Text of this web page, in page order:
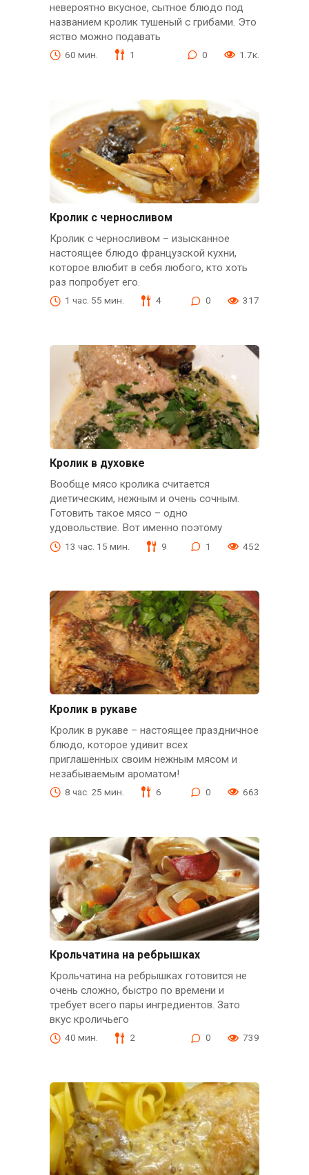
невероятно вкусное, сытное блюдо под
названием кролик тушеный с грибами. Это
яство можно подавать
60 мин. 1 0 1.7к.
Кролик с черносливом
Кролик с черносливом – изысканное
настоящее блюдо французской кухни,
которое влюбит в себя любого, кто хоть
раз попробует его.
1 час. 55 мин. 4 0 317
Кролик в духовке
Вообще мясо кролика считается
диетическим, нежным и очень сочным.
Готовить такое мясо – одно
удовольствие. Вот именно поэтому
13 час. 15 мин. 9 1 452
Кролик в рукаве
Кролик в рукаве – настоящее праздничное
блюдо, которое удивит всех
приглашенных своим нежным мясом и
незабываемым ароматом!
8 час. 25 мин. 6 0 663
Крольчатина на ребрышках
Крольчатина на ребрышках готовится не
очень сложно, быстро по времени и
требует всего пары ингредиентов. Зато
вкус кроличьего
40 мин. 2 0 739